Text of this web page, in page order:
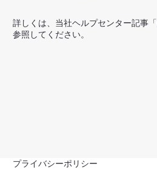
詳しくは、当社ヘルプセンター記事「
参照してください。
プライバシーポリシー